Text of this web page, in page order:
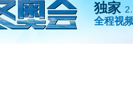
独家
全程视